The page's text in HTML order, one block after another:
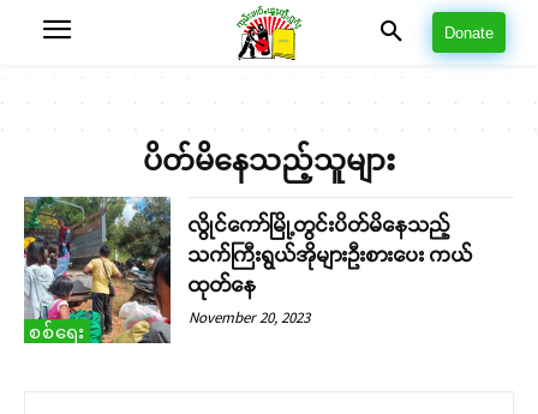
Donate
ပိတ်မိနေသည့်သူများ
စစ်ရေး
လွိုင်ကော်မြို့တွင်းပိတ်မိနေသည့်
သက်ကြီးရွယ်အိုများဦးစားပေး ကယ်
ထုတ်နေ
November 20, 2023